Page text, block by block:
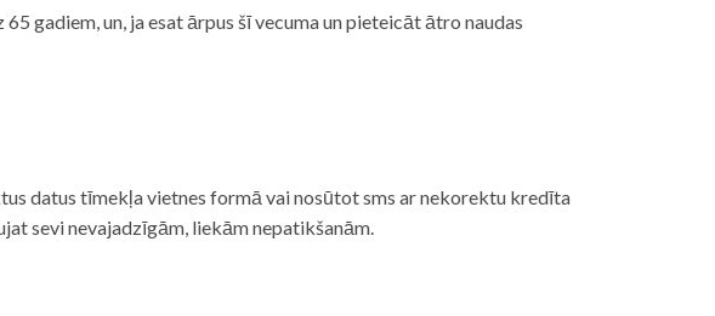
gadiem, un, ja esat ārpus šī vecuma un pieteicāt ātro naudas
datus tīmekļa vietnes formā vai nosūtot sms ar nekorektu kredīta
sevi nevajadzīgām, liekām nepatikšanām.